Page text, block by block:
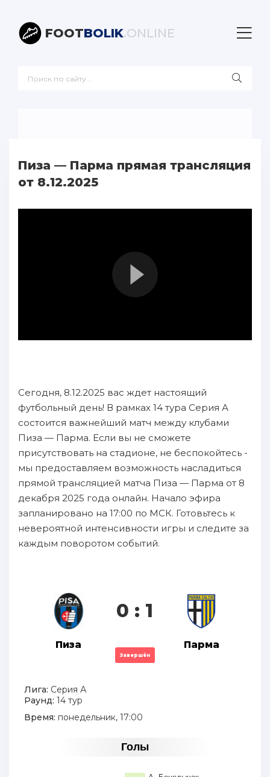
FOOTBOLIK.ONLINE
Пиза — Парма прямая трансляция
от 8.12.2025
Сегодня, 8.12.2025 вас ждет настоящий
футбольный день! В рамках 14 тура Серия А
состоится важнейший матч между клубами
Пиза — Парма. Если вы не сможете
присутствовать на стадионе, не беспокойтесь -
мы предоставляем возможность насладиться
прямой трансляцией матча Пиза — Парма от 8
декабря 2025 года онлайн. Начало эфира
запланировано на 17:00 по МСК. Готовьтесь к
невероятной интенсивности игры и следите за
каждым поворотом событий.
Пиза
0 : 1
Завершён
Парма
Лига: Серия А
Раунд: 14 тур
Время: понедельник, 17:00
Голы